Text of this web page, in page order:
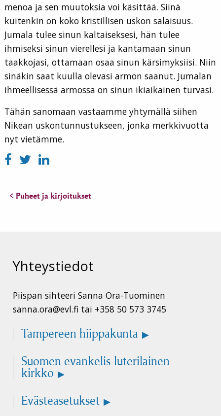
menoa ja sen muutoksia voi käsittää. Siinä
kuitenkin on koko kristillisen uskon salaisuus.
Jumala tulee sinun kaltaiseksesi, hän tulee
ihmiseksi sinun vierellesi ja kantamaan sinun
taakkojasi, ottamaan osaa sinun kärsimyksiisi. Niin
sinäkin saat kuulla olevasi armon saanut. Jumalan
ihmeellisessä armossa on sinun ikiaikainen turvasi.
Tähän sanomaan vastaamme yhtymällä siihen
Nikean uskontunnustukseen, jonka merkkivuotta
nyt vietämme.
< Puheet ja kirjoitukset
Yhteystiedot
Piispan sihteeri Sanna Ora-Tuominen
sanna.ora@evl.fi tai +358 50 573 3745
Tampereen hiippakunta
Suomen evankelis-luterilainen
kirkko
Evästeasetukset